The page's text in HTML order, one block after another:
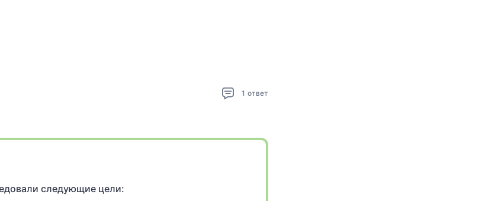
1 ответ
следующие цели: